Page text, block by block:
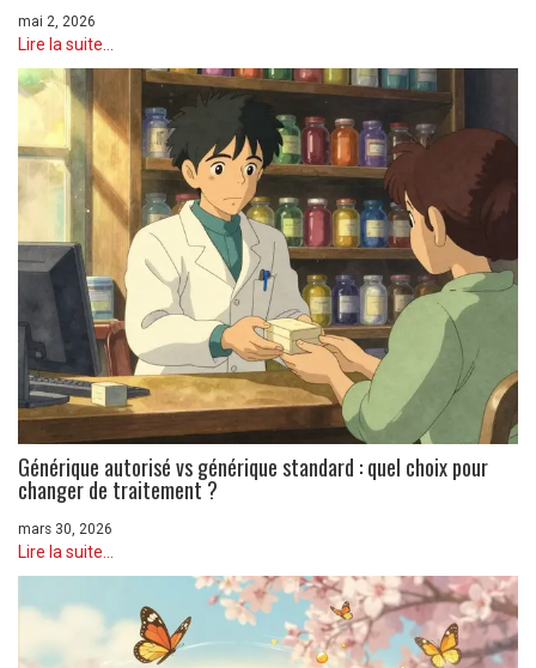
mai 2, 2026
Lire la suite...
Générique autorisé vs générique standard : quel choix pour
changer de traitement ?
mars 30, 2026
Lire la suite...